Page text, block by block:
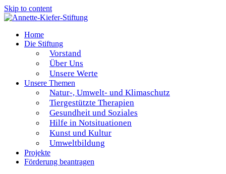
Skip to content
Home
Die Stiftung
Vorstand
Über Uns
Unsere Werte
Unsere Themen
Natur-, Umwelt- und Klimaschutz
Tiergestützte Therapien
Gesundheit und Soziales
Hilfe in Notsituationen
Kunst und Kultur
Umweltbildung
Projekte
Förderung beantragen